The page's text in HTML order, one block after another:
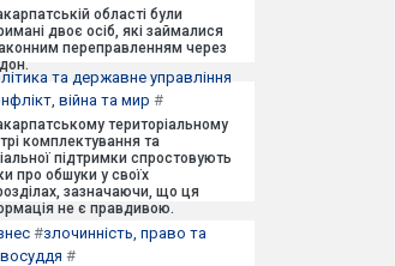
області були
двоє осіб, які займалися
переправленням через
та державне управління
війна та мир #
територіальному
комплектування та
підтримки спростовують
про обшуки у своїх
зазначаючи, що ця
не є правдивою.
#злочинність, право та
#